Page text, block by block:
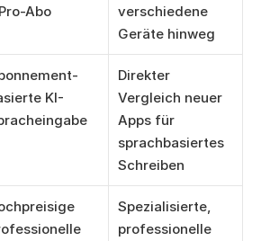
Abo
verschiedene
Geräte hinweg
KI-
Direkter
Vergleich neuer
Apps für
sprachbasiertes
Schreiben
Spezialisierte,
professionelle